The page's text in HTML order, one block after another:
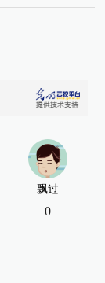
飘过
0